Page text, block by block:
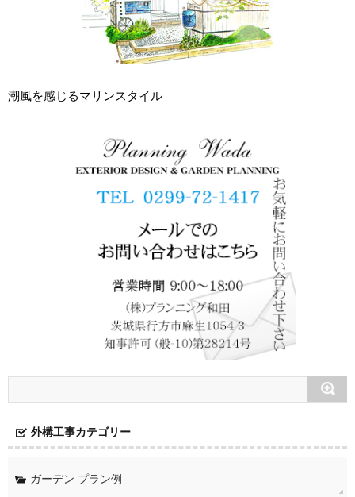
潮風を感じるマリンスタイル
外構工事カテゴリー
ガーデン プラン例